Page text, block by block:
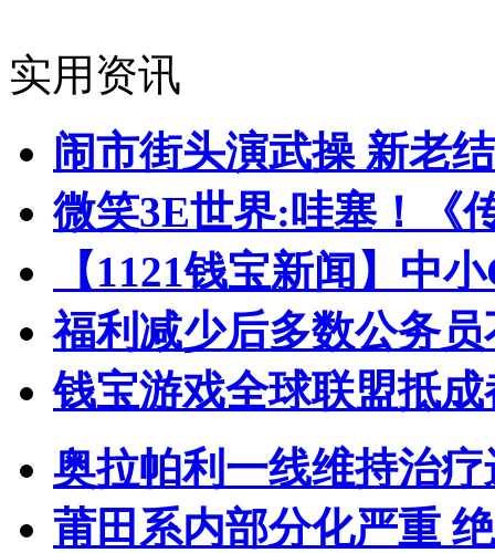
实用资讯
闹市街头演武操 新老
微笑3E世界:哇塞！《
【1121钱宝新闻】中
福利减少后多数公务
钱宝游戏全球联盟抵
奥拉帕利一线维持治
莆田系内部分化严重